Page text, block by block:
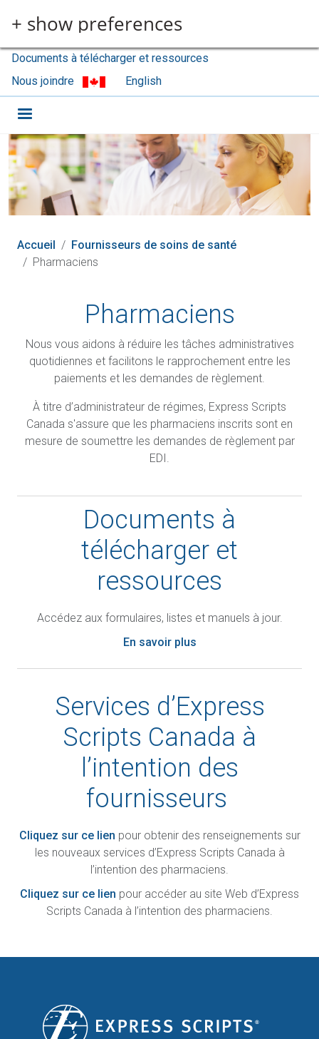
+ show preferences
Documents à télécharger et ressources
Nous joindre
English
Accueil
Fournisseurs de soins de santé
Pharmaciens
Pharmaciens
Nous vous aidons à réduire les tâches administratives
quotidiennes et facilitons le rapprochement entre les
paiements et les demandes de règlement.
À titre d’administrateur de régimes, Express Scripts
Canada s'assure que les pharmaciens inscrits sont en
mesure de soumettre les demandes de règlement par
EDI.
Documents à
télécharger et
ressources
Accédez aux formulaires, listes et manuels à jour.
En savoir plus
Services d’Express
Scripts Canada à
l’intention des
fournisseurs
Cliquez sur ce lien pour obtenir des renseignements sur
les nouveaux services d’Express Scripts Canada à
l’intention des pharmaciens.
Cliquez sur ce lien pour accéder au site Web d’Express
Scripts Canada à l’intention des pharmaciens.